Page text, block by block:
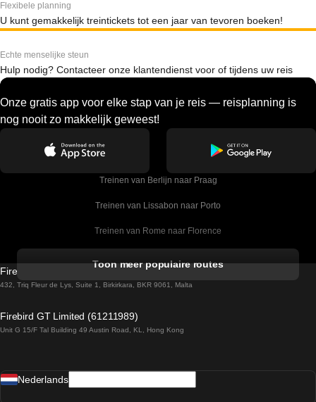
Flexibele planning
U kunt gemakkelijk treintickets tot een jaar van tevoren boeken!
Echte menselijke steun
Hulp nodig? Contacteer onze klantendienst voor of tijdens uw reis
Onze gratis app voor elke stap van je reis — reisplanning is
nog nooit zo makkelijk geweest!
Treinen van Berlijn naar Praag
Treinen van Lissabon naar Porto
Treinen van Rome naar Florence
Treinen van Sevilla naar Barcelona
Treinen van Praag naar Wenen
Toon meer populaire routes
Firebird GT Limited (OC 1451)
432, Triq Fleur de Lys, Suite 1, Birkirkara, BKR 9061, Malta
Firebird GT Limited (61211989)
Unit G 15/F Tal Building 49 Austin Road, KL, Hong Kong
Nederlands